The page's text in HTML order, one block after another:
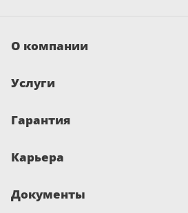
О компании
Миссия и ценности
Новости
Услуги
Замер
Гарантия
Сертификаты
Карьера
Развитие и обучение
Документы